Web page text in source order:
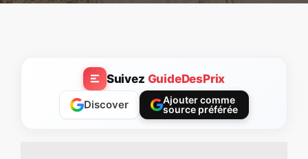
Suivez GuideDesPrix
Discover
Ajouter comme
source préférée